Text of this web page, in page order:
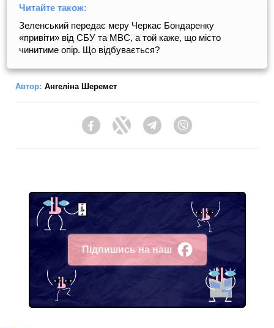
Читайте також:
Зеленський передає меру Черкас Бондаренку
«привіти» від СБУ та МВС, а той каже, що місто
чинитиме опір. Що відбувається?
Автор: Ангеліна Шеремет
FacebookTwitter Telegram
Підпишись на наш
Facebook